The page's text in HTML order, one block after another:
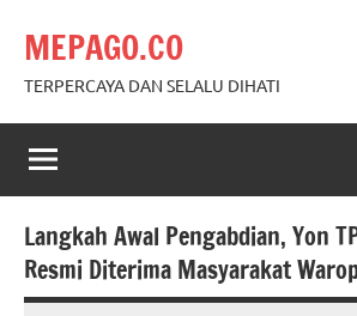
content
MEPAGO.CO
TERPERCAYA DAN SELALU DIHATI
Langkah Awal Pengabdian, Yon
Resmi Diterima Masyarakat